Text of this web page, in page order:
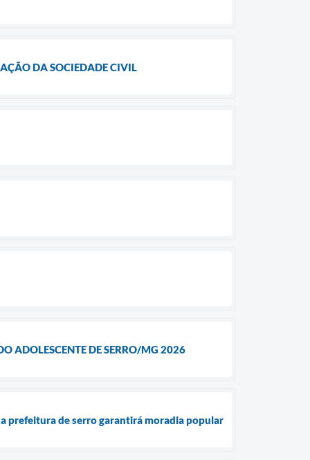
DA SOCIEDADE CIVIL
ADOLESCENTE DE SERRO/MG 2026
prefeitura de serro garantirá moradia popular